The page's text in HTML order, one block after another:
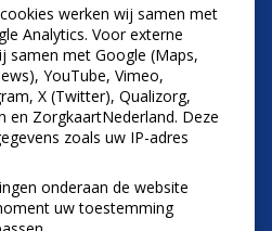
werken wij samen met
Analytics. Voor externe
samen met Google (Maps,
YouTube, Vimeo,
X (Twitter), Qualizorg,
en ZorgkaartNederland. Deze
zoals uw IP-adres
onderaan de website
uw toestemming